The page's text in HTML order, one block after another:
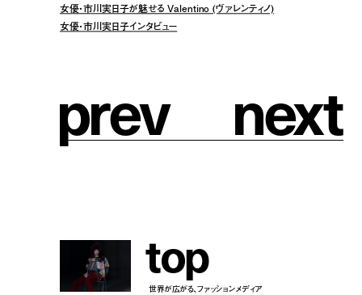
女優・市川実日子が魅せる Valentino (ヴァレンティノ)
女優・市川実日子インタビュー
prev next
top
世界が広がる、ファッションメディア